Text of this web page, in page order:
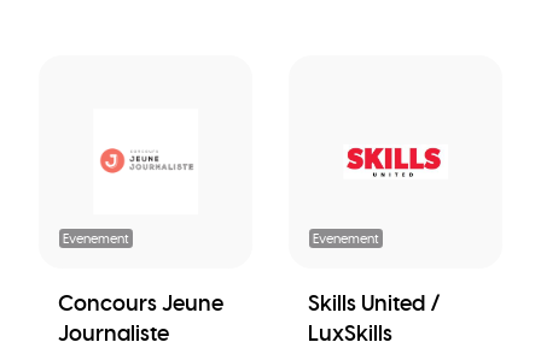
Evenement
Concours Jeune
Journaliste
Evenement
Skills United /
LuxSkills